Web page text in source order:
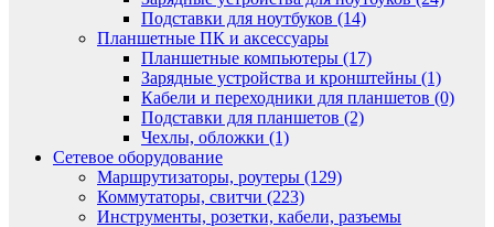
Подставки для ноутбуков (14)
Планшетные ПК и аксессуары
Планшетные компьютеры (17)
Зарядные устройства и кронштейны (1)
Кабели и переходники для планшетов (0)
Подставки для планшетов (2)
Чехлы, обложки (1)
Сетевое оборудование
Маршрутизаторы, роутеры (129)
Коммутаторы, свитчи (223)
Инструменты, розетки, кабели, разъемы